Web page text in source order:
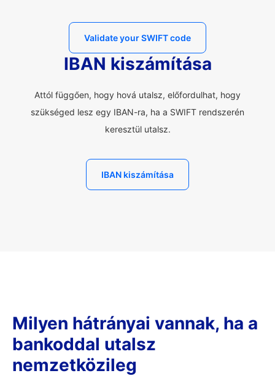
Validate your SWIFT code
IBAN kiszámítása
Attól függően, hogy hová utalsz, előfordulhat, hogy
szükséged lesz egy IBAN-ra, ha a SWIFT rendszerén
keresztül utalsz.
IBAN kiszámítása
Milyen hátrányai vannak, ha a
bankoddal utalsz
nemzetközileg